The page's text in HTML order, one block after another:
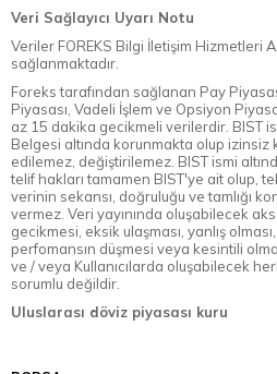
Veri Sağlayıcı Uyarı Notu
Veriler FOREKS Bilgi İletişim Hizmetleri
sağlanmaktadır.
Foreks tarafından sağlanan Pay
Piyasası, Vadeli İşlem ve Opsiyon
az 15 dakika gecikmeli verilerdir. BIST
Belgesi altında korunmakta olup izinsiz
edilemez, değiştirilemez. BIST ismi
telif hakları tamamen BIST'ye ait olup,
verinin sekansı, doğruluğu ve tamlığı
vermez. Veri yayınında oluşabilecek
gecikmesi, eksik ulaşması, yanlış
perfomansın düşmesi veya kesintili
ve / veya Kullanıcılarda oluşabilecek
sorumlu değildir.
Uluslarası döviz piyasası kuru